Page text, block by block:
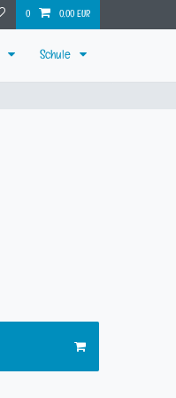
0 0,00 EUR
Schule